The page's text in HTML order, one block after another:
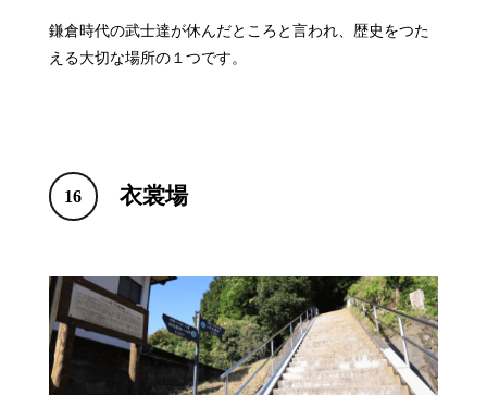
鎌倉時代の武士達が休んだところと言われ、歴史をつた
える大切な場所の１つです。
16 衣裳場